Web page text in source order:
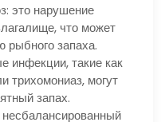
это нарушение
что может
рыбного запаха.
инфекции, такие как
трихомониаз, могут
запах.